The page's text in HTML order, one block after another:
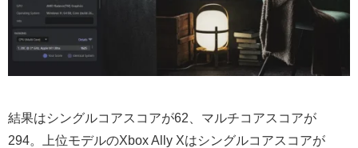
結果はシングルコアスコアが62、マルチコアスコアが
294。上位モデルのXbox Ally Xはシングルコアスコアが